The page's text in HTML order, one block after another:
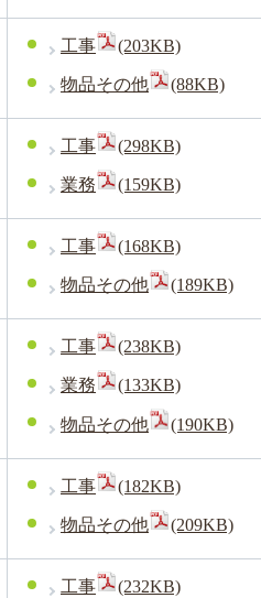
工事 (203KB)
物品その他 (88KB)
工事 (298KB)
業務 (159KB)
工事 (168KB)
物品その他 (189KB)
工事 (238KB)
業務 (133KB)
物品その他 (190KB)
工事 (182KB)
物品その他 (209KB)
工事 (232KB)